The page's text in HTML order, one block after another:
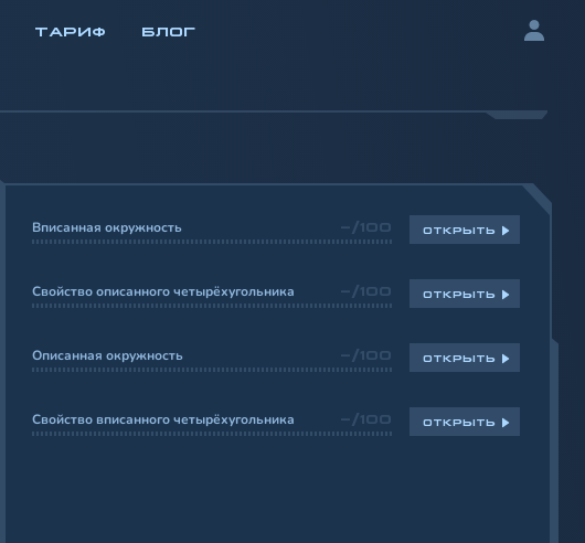
ТАРИФ БЛОГ
Вписанная окружность -/100 ОТКРЫТЬ
Свойство описанного четырёхугольника -/100 ОТКРЫТЬ
Описанная окружность -/100 ОТКРЫТЬ
Свойство вписанного четырёхугольника -/100 ОТКРЫТЬ